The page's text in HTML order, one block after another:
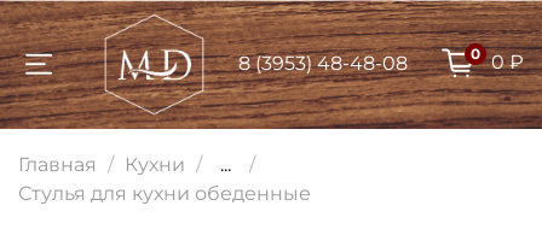
8 (3953) 48-48-08 0 0 ₽
Главная Кухни
...
Стулья для кухни обеденные
Для клиентов всех банков
Разбейте